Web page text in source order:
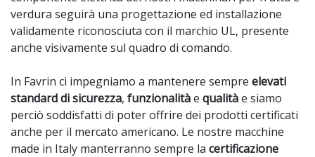
verdura seguirà una progettazione ed installazione
validamente riconosciuta con il marchio UL, presente
anche visivamente sul quadro di comando.
In Favrin ci impegniamo a mantenere sempre elevati
standard di sicurezza, funzionalitàe qualitàe siamo
perciò soddisfatti di poter offrire dei prodotti certificati
anche per il mercato americano. Le nostre macchine
made in Italy manterranno sempre la certificazione